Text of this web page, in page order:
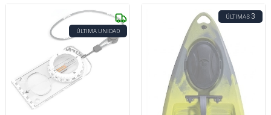
ÚLTIMA UNIDAD
ÚLTIMAS3